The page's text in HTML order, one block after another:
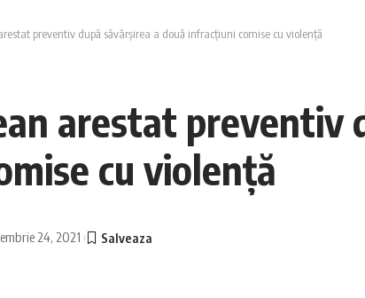
preventiv după săvârșirea a două infracțiuni comise cu violență
arestat preventiv
cu violență
24, 2021